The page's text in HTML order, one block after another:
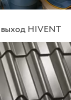
HIVENT